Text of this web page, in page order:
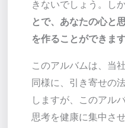
きないでしょう。し
とで、あなたの心と
を作ることができます
このアルバムは、当
同様に、引き寄せの
しますが、このアル
思考を健康に集中さ